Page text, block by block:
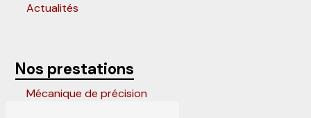
Actualités
Nos prestations
Mécanique de précision